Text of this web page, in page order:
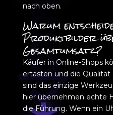
nach oben.
Warum
Produktbilder
Gesamtumsatz?
Käufer in Online-Shops
ertasten und die
sind das einzige
hier übernehmen echte
die Führung. Wenn ein